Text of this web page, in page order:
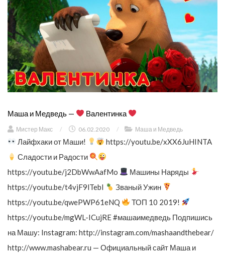
Маша и Медведь — Валентинка
Мистер Макс / 06.02.2020 / Маша и Медведь
Лайфхаки от Маши!
https://youtu.be/xXX6JuHINTA
Сладости и Радости
https://youtu.be/j2DbWwAafMo
Машины Наряды
https://youtu.be/t4vjF9lTebI
Званый Ужин
https://youtu.be/qwePWP61eNQ
ТОП 10 2019!
https://youtu.be/mgWL-ICujRE #машаимедведь Подпишись
на Машу: Instagram: http://instagram.com/mashaandthebear/
http://www.mashabear.ru — Официальный сайт Маша и